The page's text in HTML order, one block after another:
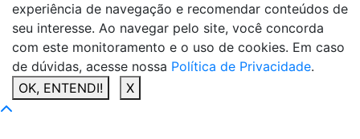
experiência de navegação e recomendar conteúdos de
seu interesse. Ao navegar pelo site, você concorda
com este monitoramento e o uso de cookies. Em caso
de dúvidas, acesse nossa Política de Privacidade.
OK, ENTENDI!
X